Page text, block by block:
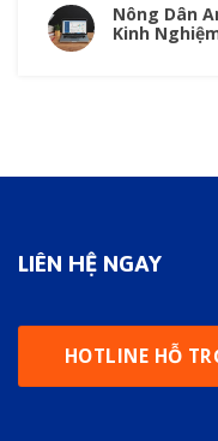
Nông Dân
Kinh
LIÊN HỆ NGAY
HOTLINE HỖ